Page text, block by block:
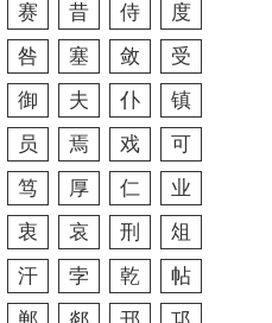
赛 昔 侍
度
咎 塞 敛
受
御 夫 仆
镇
员 焉 戏
可
笃 厚 仁
业
衷 哀 刑
俎
汗 孛 乾
帖